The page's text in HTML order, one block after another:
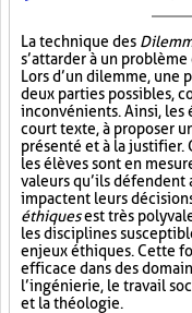
La technique des
s’attarder à un
Lors d’un dilemme, une
deux parties possibles,
inconvénients. Ainsi, les
court texte, à proposer
présenté et à la justifier.
les élèves sont en
valeurs qu’ils défendent
impactent leurs
éthiquesest très
les disciplines
enjeux éthiques. Cette
efficace dans des
l’ingénierie, le travail
et la théologie.